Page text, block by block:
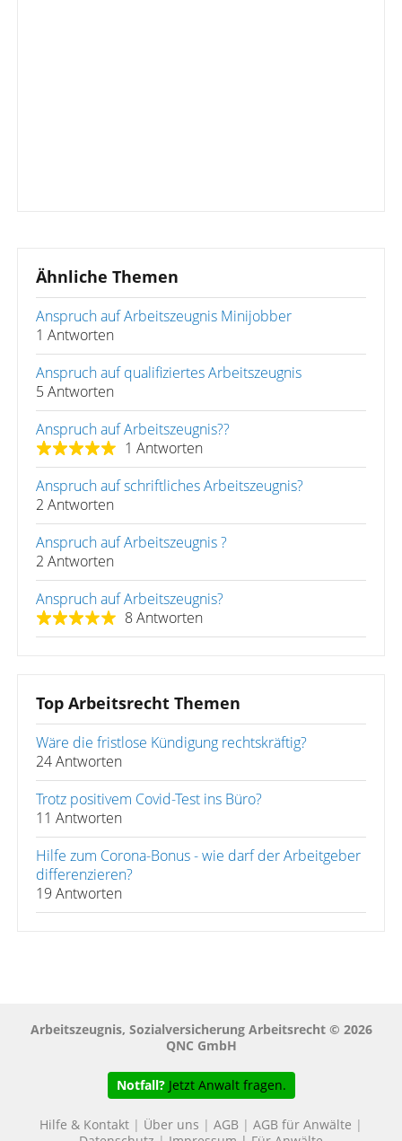
Ähnliche Themen
Anspruch auf Arbeitszeugnis Minijobber
1 Antworten
Anspruch auf qualifiziertes Arbeitszeugnis
5 Antworten
Anspruch auf Arbeitszeugnis??
1 Antworten
Anspruch auf schriftliches Arbeitszeugnis?
2 Antworten
Anspruch auf Arbeitszeugnis ?
2 Antworten
Anspruch auf Arbeitszeugnis?
8 Antworten
Top Arbeitsrecht Themen
Wäre die fristlose Kündigung rechtskräftig?
24 Antworten
Trotz positivem Covid-Test ins Büro?
11 Antworten
Hilfe zum Corona-Bonus - wie darf der Arbeitgeber
differenzieren?
19 Antworten
Arbeitszeugnis, Sozialversicherung Arbeitsrecht © 2026
QNC GmbH
Notfall? Jetzt Anwalt fragen.
Hilfe & Kontakt | Über uns | AGB | AGB für Anwälte |